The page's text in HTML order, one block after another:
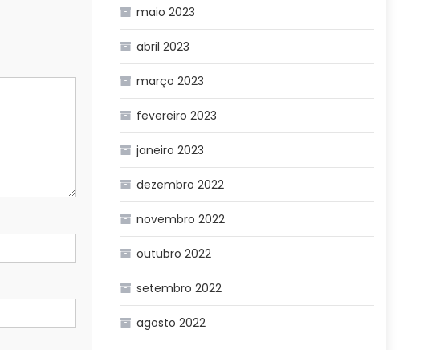
maio 2023
abril 2023
março 2023
fevereiro 2023
janeiro 2023
dezembro 2022
novembro 2022
outubro 2022
setembro 2022
agosto 2022